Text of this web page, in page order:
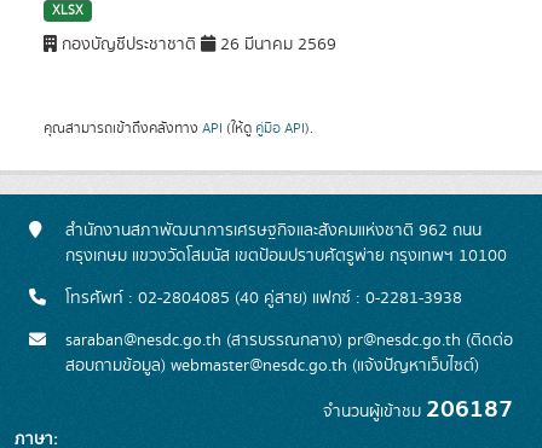
XLSX
กองบัญชีประชาชาติ 26 มีนาคม 2569
คุณสามารถเข้าถึงคลังทาง API (ให้ดู คู่มือ API).
สำนักงานสภาพัฒนาการเศรษฐกิจและสังคมแห่งชาติ 962 ถนน
กรุงเกษม แขวงวัดโสมนัส เขตป้อมปราบศัตรูพ่าย กรุงเทพฯ 10100
โทรศัพท์ : 02-2804085 (40 คู่สาย) แฟกซ์ : 0-2281-3938
saraban@nesdc.go.th (สารบรรณกลาง) pr@nesdc.go.th (ติดต่อ
สอบถามข้อมูล) webmaster@nesdc.go.th (แจ้งปัญหาเว็บไซต์)
จำนวนผู้เข้าชม 206187
ภาษา